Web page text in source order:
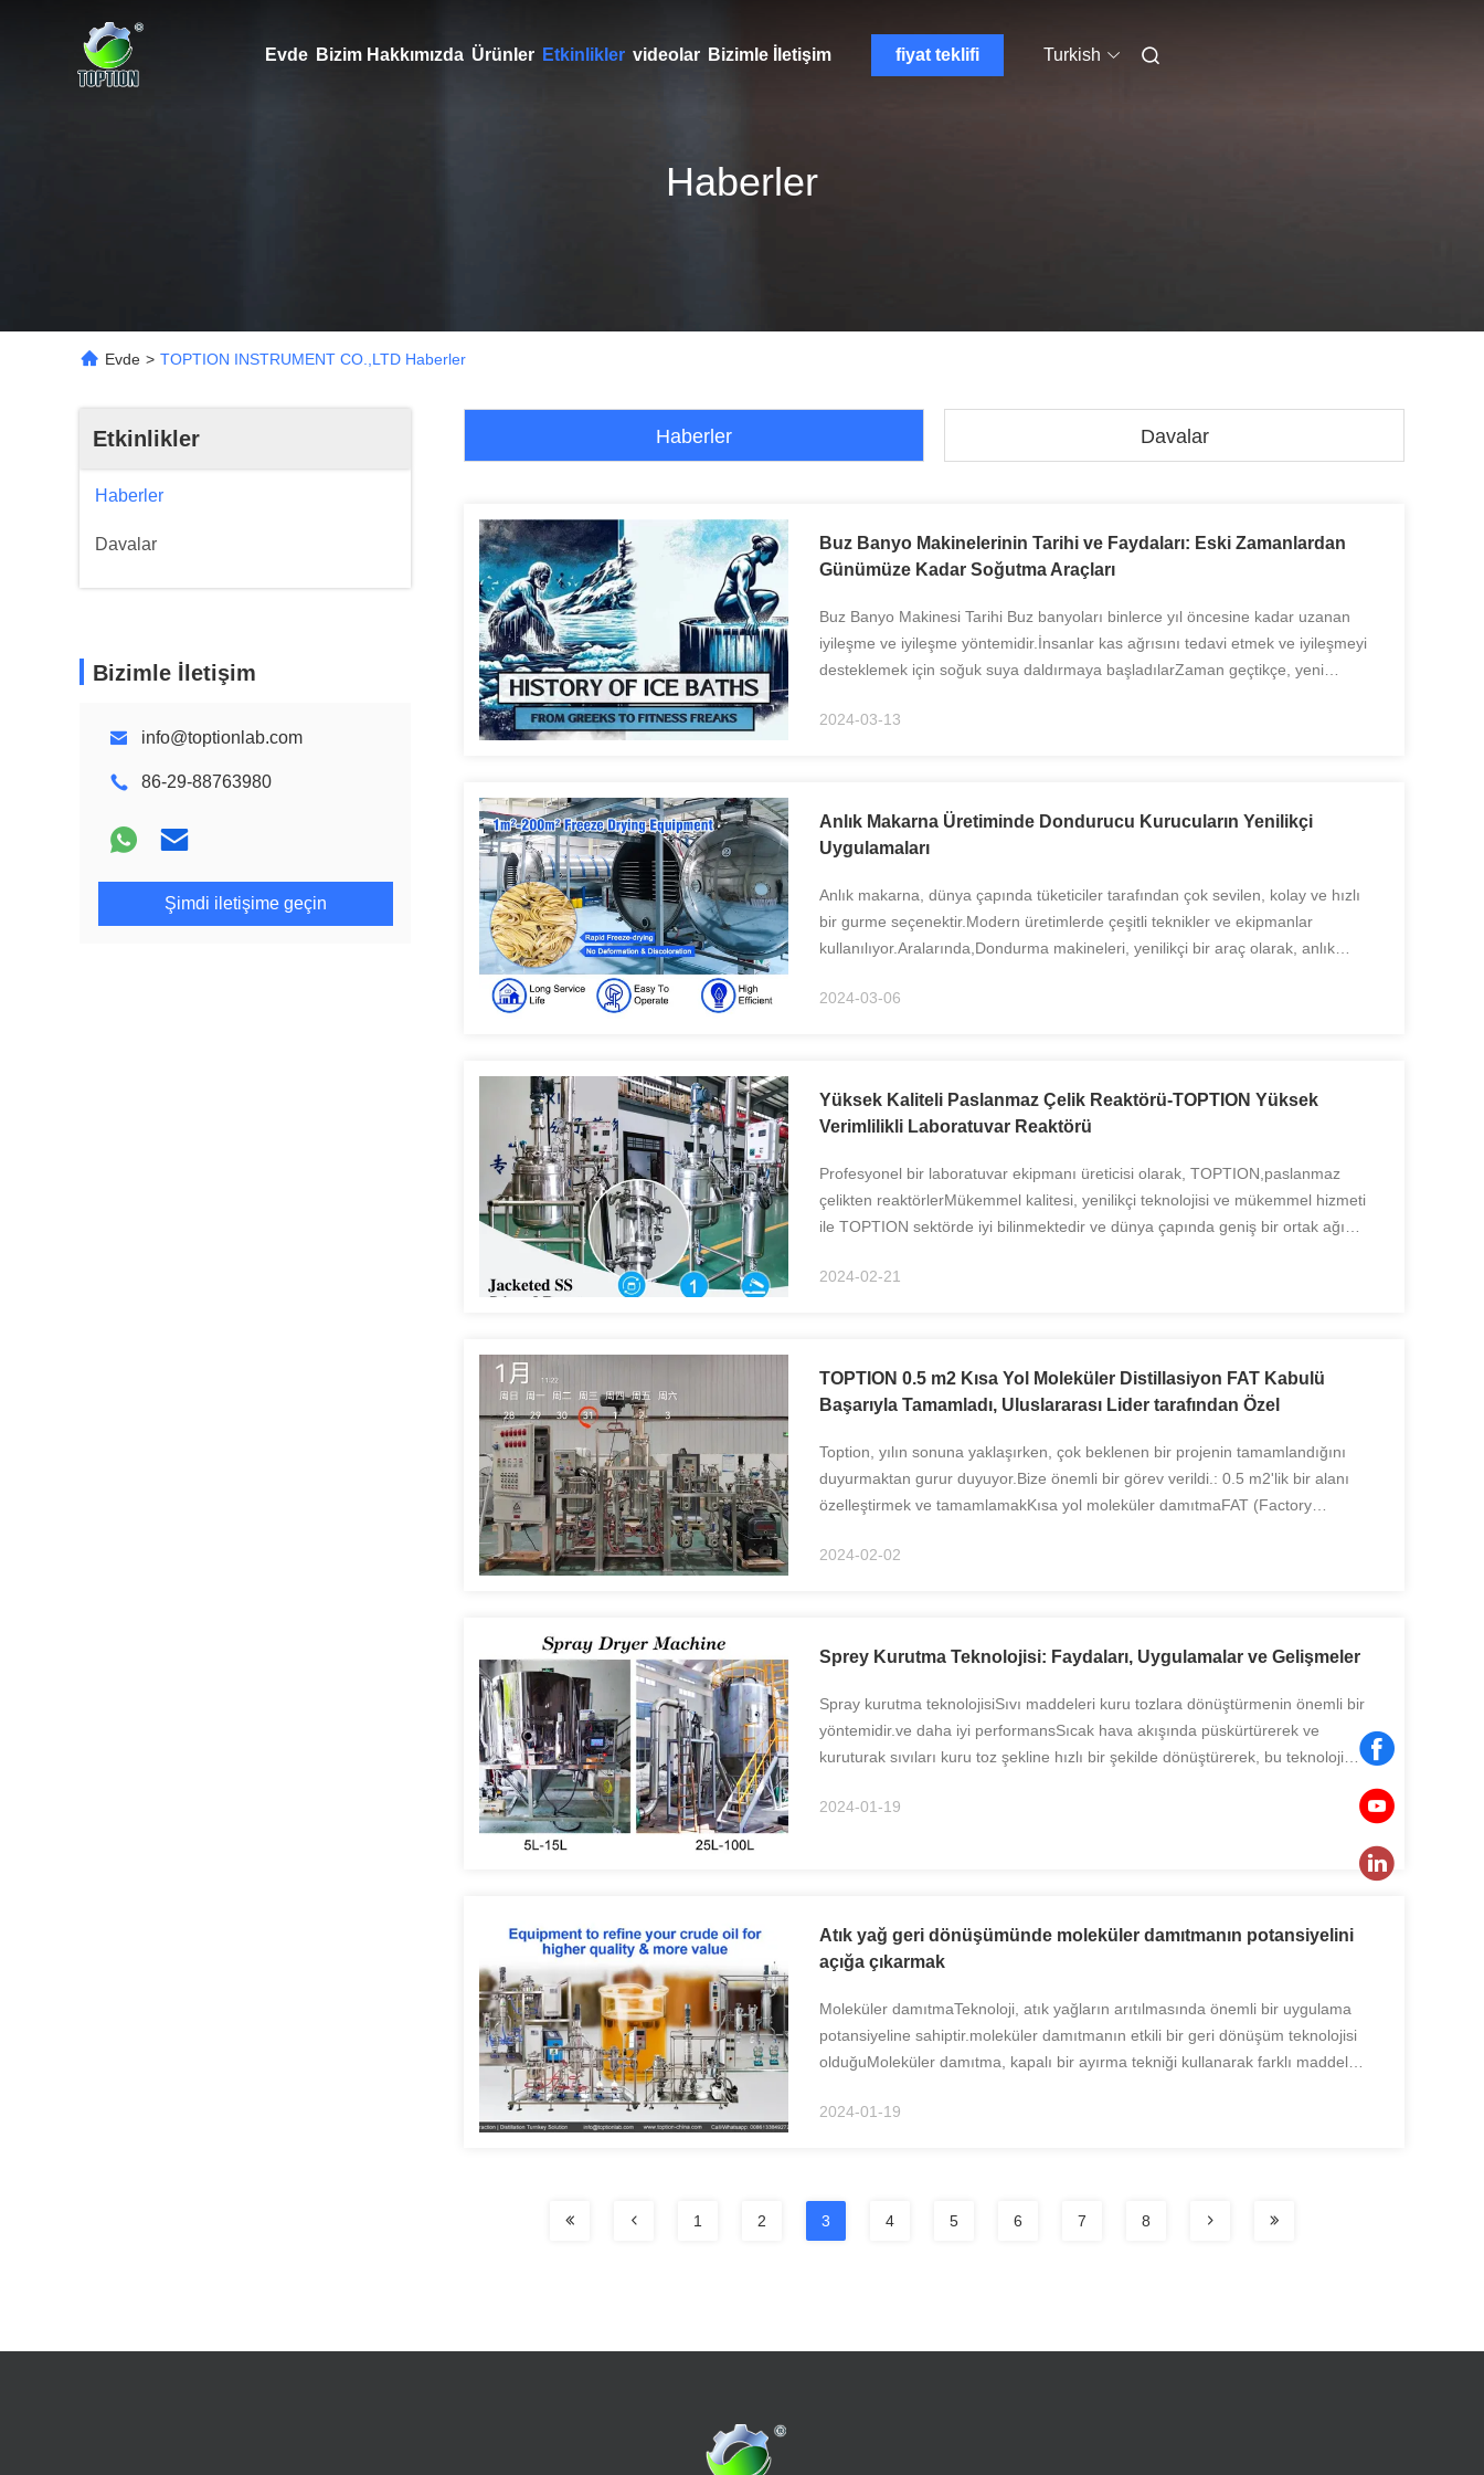
Evde Bizim Hakkımızda Ürünler Etkinlikler videolar Bizimle İletişim fiyat teklifi Turkish
Haberler
Evde > TOPTION INSTRUMENT CO.,LTD Haberler
Etkinlikler
Haberler
Davalar
Bizimle İletişim
info@toptionlab.com
86-29-88763980
Şimdi iletişime geçin
Haberler Davalar
Buz Banyo Makinelerinin Tarihi ve Faydaları: Eski Zamanlardan
Günümüze Kadar Soğutma Araçları
Buz Banyo Makinesi Tarihi Buz banyoları binlerce yıl öncesine kadar uzanan
iyileşme ve iyileşme yöntemidir.İnsanlar kas ağrısını tedavi etmek ve iyileşmeyi
desteklemek için soğuk suya daldırmaya başladılarZaman geçtikçe, yeni
2024-03-13
Anlık Makarna Üretiminde Dondurucu Kurucuların Yenilikçi
Uygulamaları
Anlık makarna, dünya çapında tüketiciler tarafından çok sevilen, kolay ve hızlı
bir gurme seçenektir.Modern üretimlerde çeşitli teknikler ve ekipmanlar
kullanılıyor.Aralarında,Dondurma makineleri, yenilikçi bir araç olarak, anlık
2024-03-06
Yüksek Kaliteli Paslanmaz Çelik Reaktörü-TOPTION Yüksek
Verimlilikli Laboratuvar Reaktörü
Profesyonel bir laboratuvar ekipmanı üreticisi olarak, TOPTION,paslanmaz
çelikten reaktörlerMükemmel kalitesi, yenilikçi teknolojisi ve mükemmel hizmeti
ile TOPTION sektörde iyi bilinmektedir ve dünya çapında geniş bir ortak ağı
2024-02-21
TOPTION 0.5 m2 Kısa Yol Moleküler Distillasiyon FAT Kabulü
Başarıyla Tamamladı, Uluslararası Lider tarafından Özel
Toption, yılın sonuna yaklaşırken, çok beklenen bir projenin tamamlandığını
duyurmaktan gurur duyuyor.Bize önemli bir görev verildi.: 0.5 m2'lik bir alanı
özelleştirmek ve tamamlamakKısa yol moleküler damıtmaFAT (Factory
olmayanlar i...
2024-02-02
Sprey Kurutma Teknolojisi: Faydaları, Uygulamalar ve Gelişmeler
Spray kurutma teknolojisiSıvı maddeleri kuru tozlara dönüştürmenin önemli bir
yöntemidir.ve daha iyi performansSıcak hava akışında püskürtürerek ve
kuruturak sıvıları kuru toz şekline hızlı bir şekilde dönüştürerek, bu teknoloji
2024-01-19
Atık yağ geri dönüşümünde moleküler damıtmanın potansiyelini
açığa çıkarmak
Moleküler damıtmaTeknoloji, atık yağların arıtılmasında önemli bir uygulama
potansiyeline sahiptir.moleküler damıtmanın etkili bir geri dönüşüm teknolojisi
olduğuMoleküler damıtma, kapalı bir ayırma tekniği kullanarak farklı maddeleri
2024-01-19
1 2 3 4 5 6 7 8